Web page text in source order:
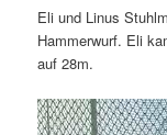
Eli und Linus
Hammerwurf. Eli
auf 28m.